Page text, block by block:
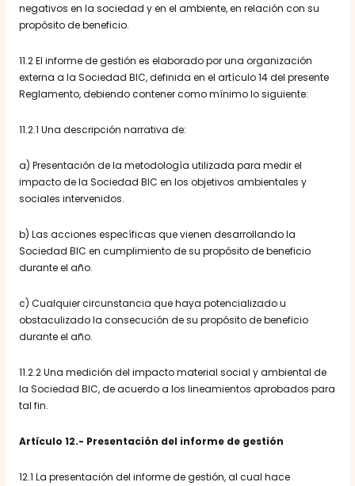
negativos en la sociedad y en el ambiente, en relación con su
propósito de beneficio.
11.2 El informe de gestión es elaborado por una organización
externa a la Sociedad BIC, definida en el artículo 14 del presente
Reglamento, debiendo contener como mínimo lo siguiente:
11.2.1 Una descripción narrativa de:
a) Presentación de la metodología utilizada para medir el
impacto de la Sociedad BIC en los objetivos ambientales y
sociales intervenidos.
b) Las acciones específicas que vienen desarrollando la
Sociedad BIC en cumplimiento de su propósito de beneficio
durante el año.
c) Cualquier circunstancia que haya potencializado u
obstaculizado la consecución de su propósito de beneficio
durante el año.
11.2.2 Una medición del impacto material social y ambiental de
la Sociedad BIC, de acuerdo a los lineamientos aprobados para
tal fin.
Artículo 12.- Presentación del informe de gestión
12.1 La presentación del informe de gestión, al cual hace